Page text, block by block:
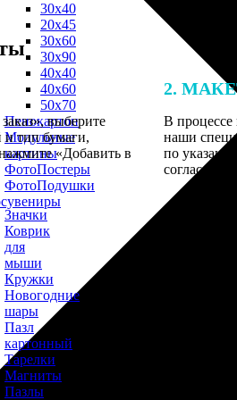
30х40
20х45
30х60
30х90
40х40
40х60
50х70
Пенокартон
Модульные
картины
ФотоПостеры
ФотоПодушки
Значки
Коврик
для
мыши
Кружки
Новогодние
шары
Пазл
картонный
Тарелки
Магниты
Пазлы
выберите
и тип бумаги,
«Добавить в
2.
В процессе
наши
по